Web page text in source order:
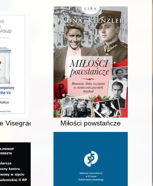
Visegrad Group. Vol. 4,Miłości powstańcze